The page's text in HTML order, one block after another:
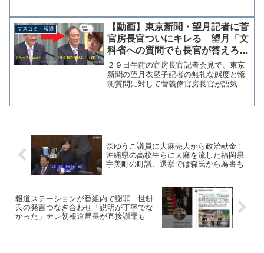
後半は立憲民主党が自衛隊侮辱発言の古
賀千景本人ではなく、別の...
マスコミ・報道
【動画】東京新聞・望月記者に菅
官房長官ついにキレる 望月「文
科省への質問でも長官が答えろ！
官邸の意向が働いてるのか！」→
菅「全くありません！（怒）」
２９日午前の官房長官記者会見で、東京
新聞の望月衣塑子記者の無礼な態度と憶
測質問に対して菅義偉官房長官が語気を
森ゆうこ議員に大麻売人から政治献金！
沖縄県の高校生らに大麻を流した福岡県
宇美町の町議、選挙では森氏から為書も
報道ステーションが番組内で謝罪 世耕
氏の発言つなぎ合わせ「説明が丁寧でな
かった」テレ朝報道局長が直接謝罪も